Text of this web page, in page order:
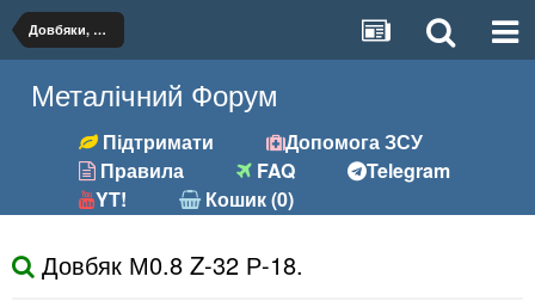
Довбяки, протягання
Металічний Форум
Підтримати
Допомога ЗСУ
Правила
FAQ
Telegram
YT!
Кошик (0)
Довбяк М0.8 Z-32 Р-18.